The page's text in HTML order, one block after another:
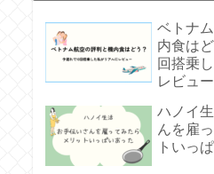
ベトナ
内食は
回搭乗
レビュー
ハノイ
んを雇
トいっ